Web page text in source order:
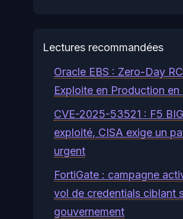
Lectures recommandées
Oracle EBS : Zero-Day
Exploite en Production en
CVE-2025-53521 : F5
exploité, CISA exige un
urgent
FortiGate : campagne
vol de credentials ciblant
gouvernement